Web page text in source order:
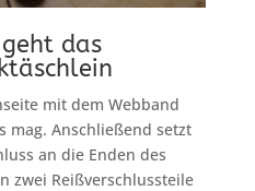
das
mit dem Webband
mag. Anschließend setzt
an die Enden des
zwei Reißverschlussteile